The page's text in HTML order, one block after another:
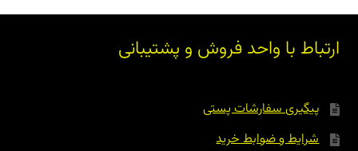
ارتباط با واحد فروش و پشتیبانی
پیگیری سفارشات پستی
شرایط و ضوابط خرید